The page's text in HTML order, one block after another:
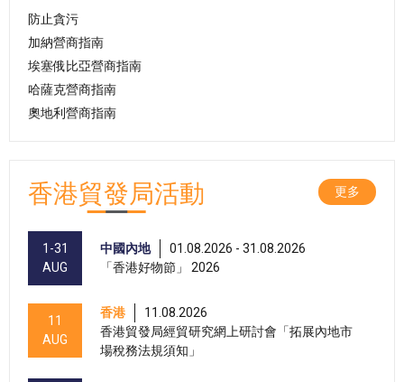
防止貪污
加納營商指南
埃塞俄比亞營商指南
哈薩克營商指南
奧地利營商指南
香港貿發局活動 更多
1-31
AUG
中國內地
01.08.2026 - 31.08.2026
「香港好物節」 2026
11
AUG
香港
11.08.2026
香港貿發局經貿研究網上研討會「拓展內地市
場稅務法規須知」